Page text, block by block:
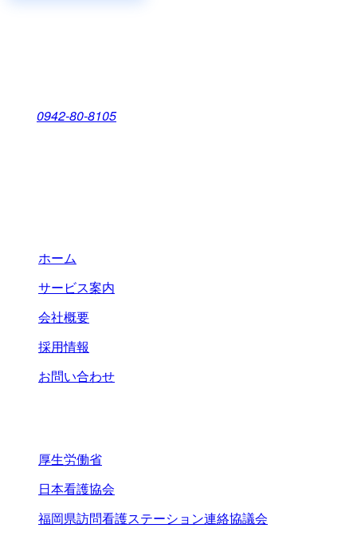
0942-80-8105
ホーム
サービス案内
会社概要
採用情報
お問い合わせ
厚生労働省
日本看護協会
福岡県訪問看護ステーション連絡協議会